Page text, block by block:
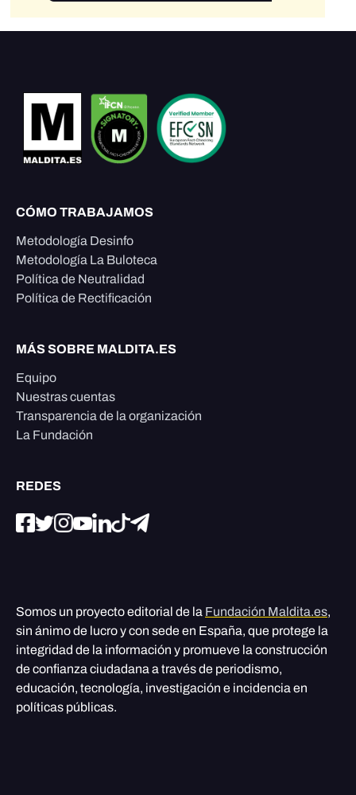
CÓMO TRABAJAMOS
Metodología Desinfo
Metodología La Buloteca
Política de Neutralidad
Política de Rectificación
MÁS SOBRE MALDITA.ES
Equipo
Nuestras cuentas
Transparencia de la organización
La Fundación
REDES
Somos un proyecto editorial de la Fundación Maldita.es,
sin ánimo de lucro y con sede en España, que protege la
integridad de la información y promueve la construcción
de confianza ciudadana a través de periodismo,
educación, tecnología, investigación e incidencia en
políticas públicas.